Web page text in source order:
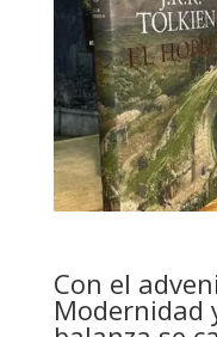
Con el
Modernidad